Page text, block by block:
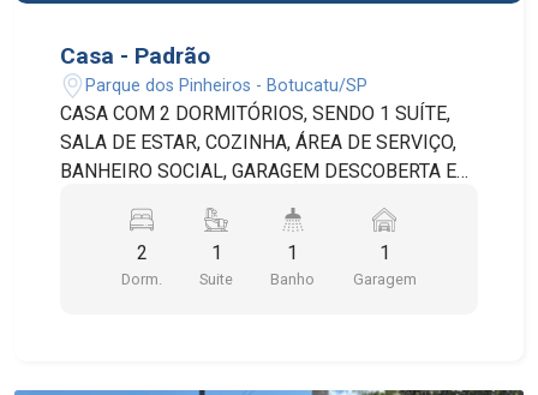
Casa - Padrão
Parque dos Pinheiros - Botucatu/SP
CASA COM 2 DORMITÓRIOS, SENDO 1 SUÍTE,
SALA DE ESTAR, COZINHA, ÁREA DE SERVIÇO,
BANHEIRO SOCIAL, GARAGEM DESCOBERTA E
2
Dorm.
1
Suite
1
Banho
1
Garagem